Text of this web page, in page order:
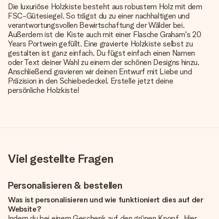
Die luxuriöse Holzkiste besteht aus robustem Holz mit dem
FSC-Gütesiegel. So trägst du zu einer nachhaltigen und
verantwortungsvollen Bewirtschaftung der Wälder bei.
Außerdem ist die Kiste auch mit einer Flasche Graham's 20
Years Portwein gefüllt. Eine gravierte Holzkiste selbst zu
gestalten ist ganz einfach. Du fügst einfach einen Namen
oder Text deiner Wahl zu einem der schönen Designs hinzu.
Anschließend gravieren wir deinen Entwurf mit Liebe und
Präzision in den Schiebedeckel. Erstelle jetzt deine
persönliche Holzkiste!
Viel gestellte Fragen
Personalisieren & bestellen
Was ist personalisieren und wie funktioniert dies auf der
Website?